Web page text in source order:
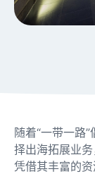
随着“一带一路
择出海拓展业务
凭借其丰富的